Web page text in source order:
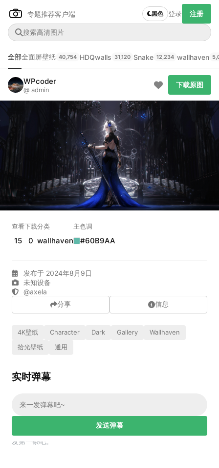
专题推荐客户端 黑色 登录 注册
全部全面屏壁纸 40,754 HDQwalls 31,120 Snake 12,234 wallhaven
WPcoder
@ admin
下载原图
查看
15
下载
0
分类
wallhaven
主色调
#60B9AA
发布于 2024年8月9日
未知设备
@axela
分享 信息
4K壁纸 Character Dark Gallery
Wallhaven
拾光壁纸
通用
实时弹幕
发送弹幕
，发第一条吧。
下载原图
主色调
--
未知设备
在主题许可下可免费使用
分享 信息
实时弹幕
弹幕会在下方多行滚动展示；匿名发送有数量和频率限制。
加载弹幕...
相关壁纸
正在生成支付二维码...